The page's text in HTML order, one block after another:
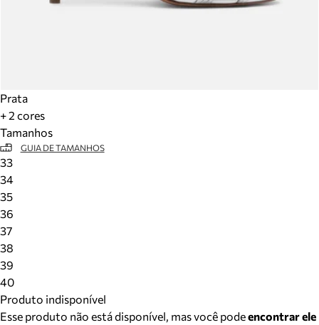
Prata
+ 2 cores
Tamanhos
GUIA DE TAMANHOS
33
34
35
36
37
38
39
40
Produto indisponível
Esse produto não está disponível, mas você podeencontrar ele